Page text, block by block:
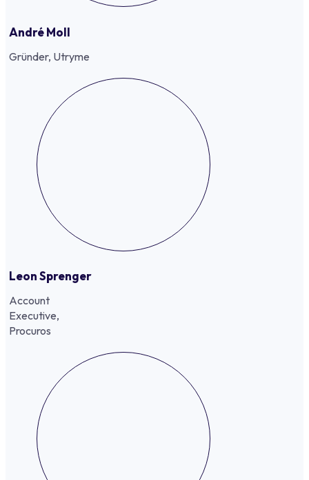
André Moll
Gründer, Utryme
Leon Sprenger
Account
Executive,
Procuros